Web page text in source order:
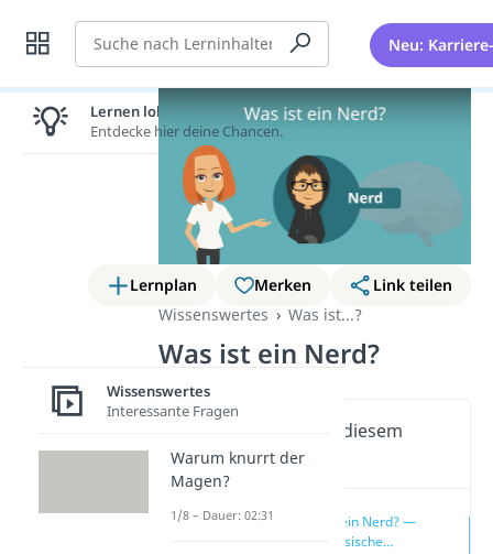
Suche Neu:
Lernplan Merken
Link teilen
Wissenswertes
Was ist...?
Was ist ein Nerd?
Wichtige Inhalte in diesem
Video
Was ist ein Nerd? —
Das klassische
Lernen lohnt sich!
Entdecke hier deine Chancen.
Wissenswertes
Interessante Fragen
Warum knurrt der
Magen?
1/8 – Dauer: 02:31